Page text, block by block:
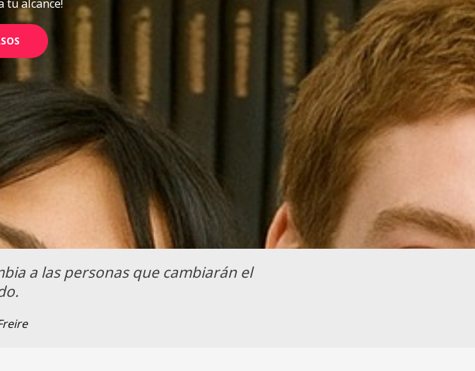
tu alcance!
a las personas que cambiarán el